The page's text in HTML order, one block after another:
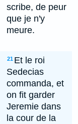
scribe, de peur
que je n'y
meure.
21 Et le roi
Sedecias
commanda, et
on fit garder
Jeremie dans
la cour de la